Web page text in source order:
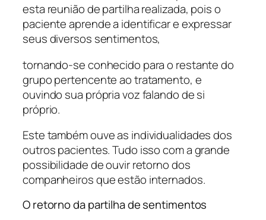
esta reunião de partilha realizada, pois o
paciente aprende a identificar e expressar
seus diversos sentimentos,
tornando-se conhecido para o restante do
grupo pertencente ao tratamento, e
ouvindo sua própria voz falando de si
próprio.
Este também ouve as individualidades dos
outros pacientes. Tudo isso com a grande
possibilidade de ouvir retorno dos
companheiros que estão internados.
O retorno da partilha de sentimentos